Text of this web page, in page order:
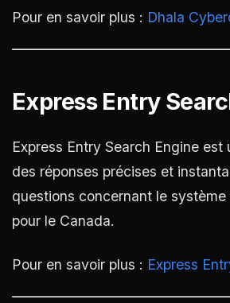
Pour en savoir plus : Dhala
Express Entry
Express Entry Search Engine
des réponses précises et
questions concernant le système
pour le Canada.
Pour en savoir plus : Express